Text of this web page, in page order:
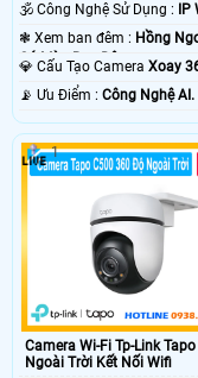
🕉️ Công Nghệ Sử Dụng :
IP
❃ Xem ban đêm : Hồng
Có Màu Ban Ðêm.
💎 Cấu Tạo Camera Xoay
️📡 Ưu Điểm : Công Nghệ AI.
Camera Wi-Fi Tp-Link
Ngoài Trời Kết Nối Wifi
1